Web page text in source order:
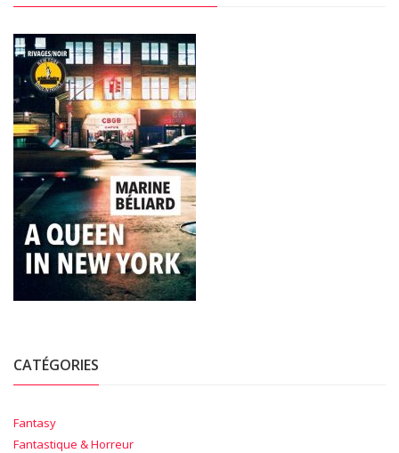
CATÉGORIES
Fantasy
Fantastique & Horreur